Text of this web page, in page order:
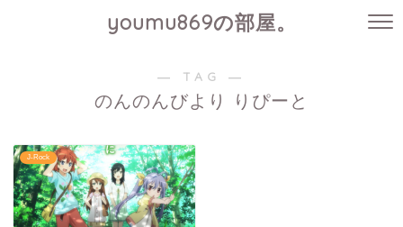
youmu869の部屋。
― TAG ―
のんのんびより りぴーと
J-Rock